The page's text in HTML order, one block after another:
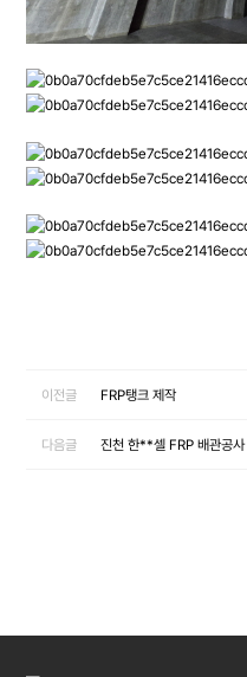
이전글 FRP탱크 제작
다음글 진천 한**셀 FRP 배관공사